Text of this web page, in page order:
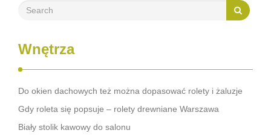
Wnętrza
Do okien dachowych też można dopasować rolety i żaluzje
Gdy roleta się popsuje – rolety drewniane Warszawa
Biały stolik kawowy do salonu